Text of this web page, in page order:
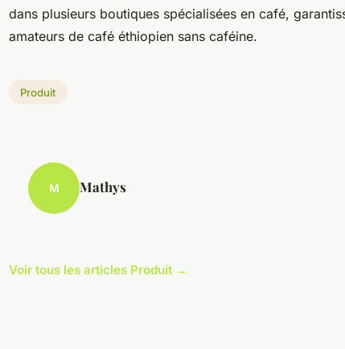
dans plusieurs boutiques spécialisées en café,
amateurs de café éthiopien sans caféine.
Produit
M Mathys
Voir tous les articles Produit →